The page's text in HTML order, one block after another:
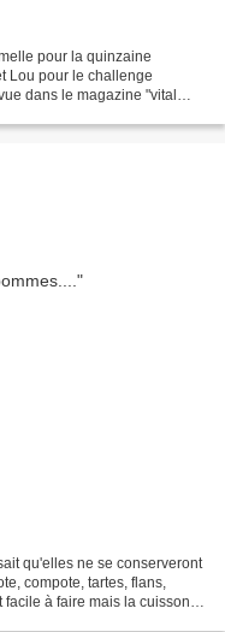
pour la quinzaine
Lou pour le challenge
dans le magazine "vital
qu'elles ne se conserveront
compote, tartes, flans,
à faire mais la cuisson